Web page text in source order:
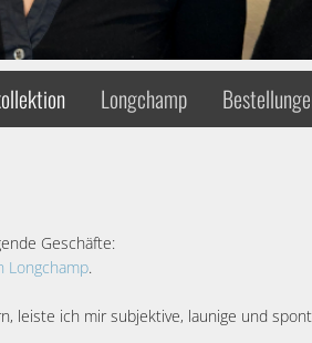
Longchamp
Geschäfte:
Longchamp.
leiste ich mir subjektive, launige und